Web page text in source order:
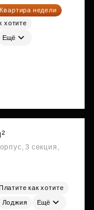
Квартира недели
хотите
Ещё
3 секция,
как хотите
Лоджия Ещё